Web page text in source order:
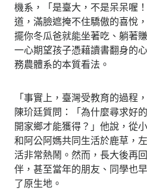
機系，「是臺大，不是呆呆喔
道，滿臉遮掩不住驕傲的喜悅
擺你冬瓜爸就能坐著吃、躺著
一心期望孩子憑藉讀書翻身的
務農體系的本質看法。
「事實上，臺灣受教育的過程
陳玠廷質問：「為什麼尋求好
開家鄉才能獲得？」他說，從
和阿公阿媽共同生活於鹿草，
活非常熱鬧。然而，長大後再
伴，甚至當年的朋友、同學也
了原生地。